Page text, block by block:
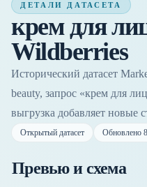
ДЕТАЛИ ДАТАСЕТА
крем для
Wildberries
Исторический датасет
beauty, запрос «крем для
выгрузка добавляет новые
Открытый датасет Обновлено
Превью и схема